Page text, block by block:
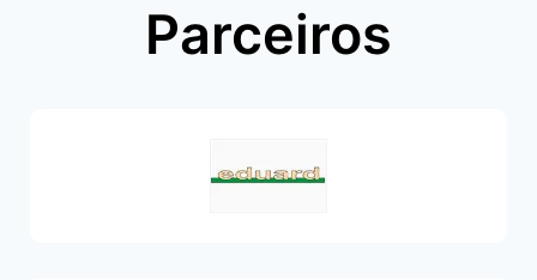
Parceiros